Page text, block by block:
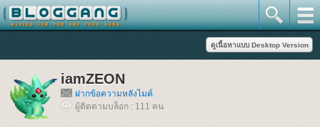
iamZEON
ฝากข้อความหลังไมค์
ผู้ติดตามบล็อก : 111 คน